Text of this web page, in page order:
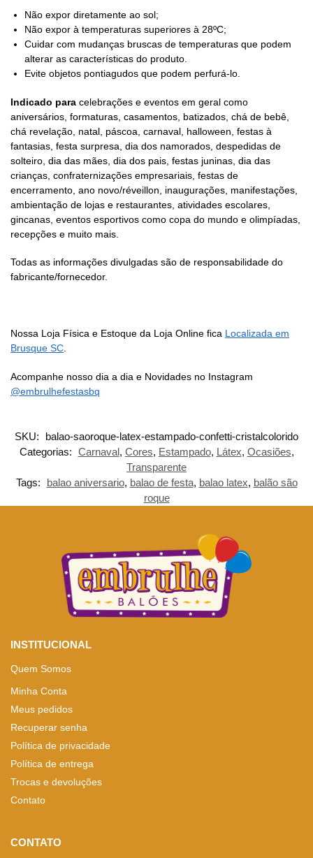
Não expor diretamente ao sol;
Não expor à temperaturas superiores à 28ºC;
Cuidar com mudanças bruscas de temperaturas que podem
alterar as características do produto.
Evite objetos pontiagudos que podem perfurá-lo.
Indicado para celebrações e eventos em geral como
aniversários, formaturas, casamentos, batizados, chá de bebê,
chá revelação, natal, páscoa, carnaval, halloween, festas à
fantasias, festa surpresa, dia dos namorados, despedidas de
solteiro, dia das mães, dia dos pais, festas juninas, dia das
crianças, confraternizações empresariais, festas de
encerramento, ano novo/réveillon, inaugurações, manifestações,
ambientação de lojas e restaurantes, atividades escolares,
gincanas, eventos esportivos como copa do mundo e olimpíadas,
recepções e muito mais.
Todas as informações divulgadas são de responsabilidade do
fabricante/fornecedor.
Nossa Loja Física e Estoque da Loja Online fica Localizada em
Brusque SC.
Acompanhe nosso dia a dia e Novidades no Instagram
@embrulhefestasbq
SKU:
balao-saoroque-latex-estampado-confetti-cristalcolorido
Categorias: Carnaval, Cores, Estampado, Látex, Ocasiões,
Transparente
Tags:
balao aniversario, balao de festa, balao latex, balão são
roque
INSTITUCIONAL
Quem Somos
Minha Conta
Meus pedidos
Recuperar senha
Política de privacidade
Política de entrega
Trocas e devoluções
Contato
CONTATO